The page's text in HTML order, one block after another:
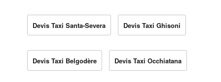
Devis Taxi Santa-Severa Devis Taxi Ghisoni
Devis Taxi Belgodère Devis Taxi Occhiatana